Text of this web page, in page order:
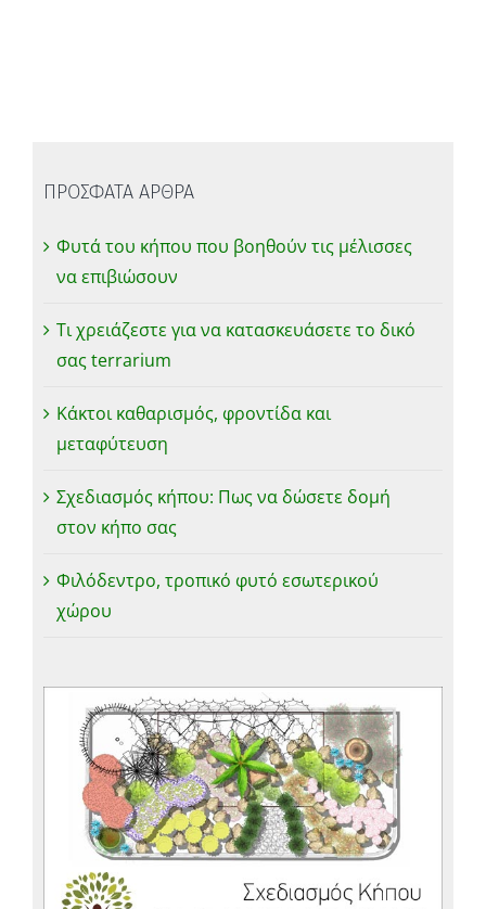
ΠΡΟΣΦΑΤΑ ΑΡΘΡΑ
Φυτά του κήπου που βοηθούν τις μέλισσες
να επιβιώσουν
Τι χρειάζεστε για να κατασκευάσετε το δικό
σας terrarium
Κάκτοι καθαρισμός, φροντίδα και
μεταφύτευση
Σχεδιασμός κήπου: Πως να δώσετε δομή
στον κήπο σας
Φιλόδεντρο, τροπικό φυτό εσωτερικού
χώρου